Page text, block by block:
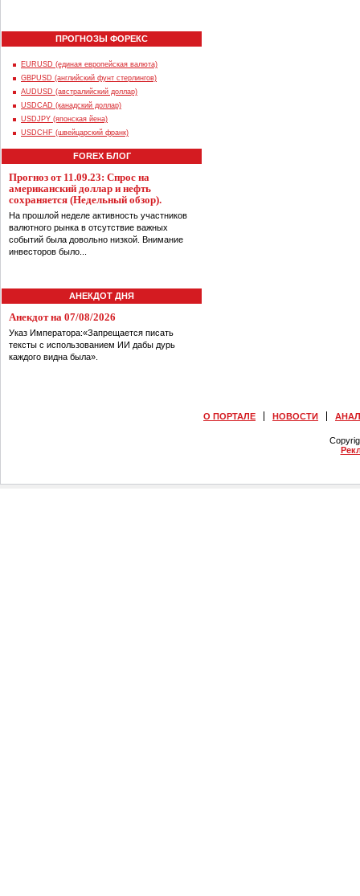
ПРОГНОЗЫ ФОРЕКС
EURUSD (единая европейская валюта)
GBPUSD (английский фунт стерлингов)
AUDUSD (австралийский доллар)
USDCAD (канадский доллар)
USDJPY (японская йена)
USDCHF (швейцарский франк)
FOREX БЛОГ
Прогноз от 11.09.23: Спрос на
американский доллар и нефть
сохраняется (Недельный обзор).
На прошлой неделе активность участников
валютного рынка в отсутствие важных
событий была довольно низкой. Внимание
инвесторов было...
АНЕКДОТ ДНЯ
Анекдот на 07/08/2026
Указ Императора:«Запрещается писать
тексты с использованием ИИ дабы дурь
каждого видна была».
О ПОРТАЛЕ НОВОСТИ